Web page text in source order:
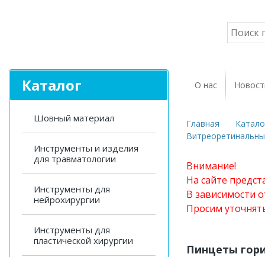
Каталог
Шовный материал
Инструменты и изделия
для травматологии
Инструменты для
нейрохирургии
Инструменты для
пластической хирургии
О нас
Главная
Внимание!
На сайте
В зависимости
Просим
Пинцеты